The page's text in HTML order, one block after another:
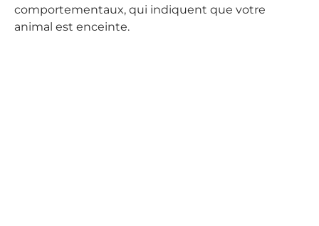
comportementaux, qui indiquent que votre
animal est enceinte.